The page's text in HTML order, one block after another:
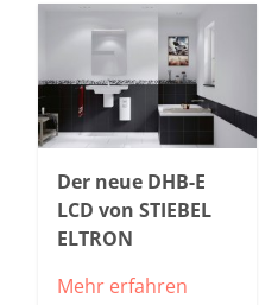
Der neue DHB-E
LCD von STIEBEL
ELTRON
Mehr erfahren